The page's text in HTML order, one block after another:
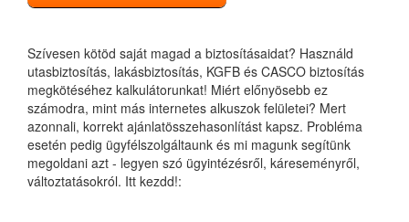
Szívesen kötöd saját magad a biztosításaidat? Használd
utasbiztosítás, lakásbiztosítás, KGFB és CASCO biztosítás
megkötéséhez kalkulátorunkat! Miért előnyösebb ez
számodra, mint más internetes alkuszok felületei? Mert
azonnali, korrekt ajánlatösszehasonlítást kapsz. Probléma
esetén pedig ügyfélszolgáltaunk és mi magunk segítünk
megoldani azt - legyen szó ügyintézésről, káreseményről,
változtatásokról. Itt kezdd!: